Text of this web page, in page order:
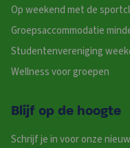
Op weekend met de
Groepsaccommodatie
Studentenvereniging
Wellness voor groepen
Blijf op de hoogte
Schrijf je in voor onze